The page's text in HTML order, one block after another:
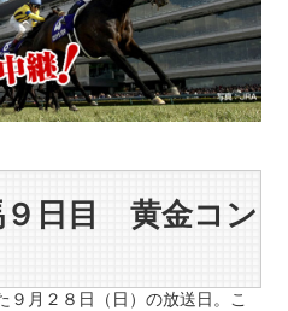
９日目 黄金コン
９月２８日（日）の放送日。こ